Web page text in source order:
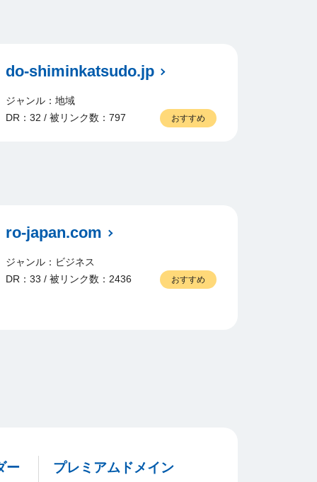
do-shiminkatsudo.jp
ジャンル：地域
DR：32 / 被リンク数：797
おすすめ
ro-japan.com
ジャンル：ビジネス
DR：33 / 被リンク数：2436
おすすめ
ー プレミアムドメイン